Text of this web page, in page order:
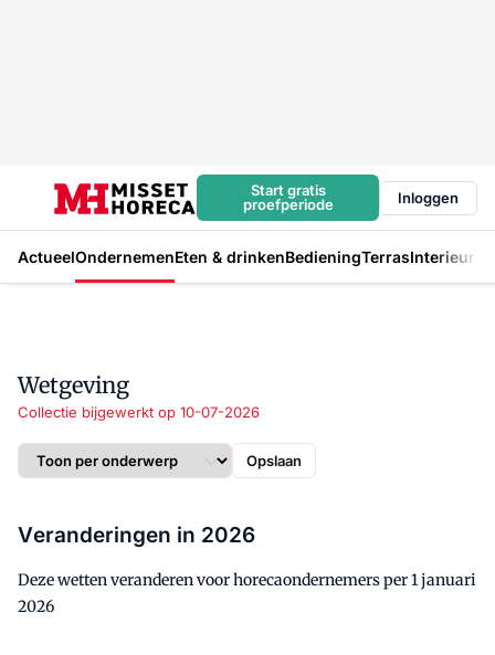
Start gratis
proefperiode
Inloggen
ActueelOndernemenEten & drinkenBedieningTerrasInterieur
Wetgeving
Collectie bijgewerkt op 10-07-2026
Opslaan
Veranderingen in 2026
Deze wetten veranderen voor horecaondernemers per 1 januari
2026